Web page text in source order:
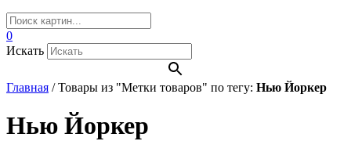
0
Искать
Главная /Товары из "Метки товаров" по тегу: Нью Йоркер
Нью Йоркер